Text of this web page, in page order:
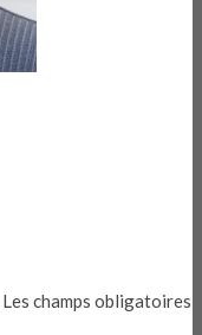
Les champs obligatoires